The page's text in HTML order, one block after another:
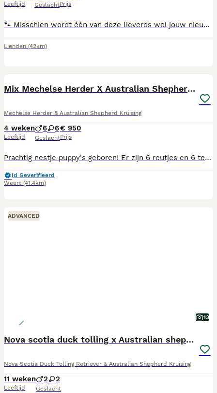
Leeftijd GeslachtPrijs
🐾 Misschien wordt één van deze lieverds wel jouw nieuwe beste vriend! ❤️ Op 28 juni zijn wij met z'n 13-en geboren en we groeien op in een liefdevolle, huiselijke omgeving in Lienden. We zijn een vrolijk nest van 7 stoere reutjes en 6 lieve teefjes, in verschillende kleuren: licht, donkerbruin en zwart. Onze papa is een Labrador Retriever × Labradoodle en onze mama een Friese Stabij x Labrador Retriever. Daardoor combineren we het vriendelijke en speelse karakter van de Labrador met de intelligentie, trouw en nieuwsgierigheid van de Friese Stabij. We zijn sociaal, aanhankelijk, leergierig en dol op gezelligheid – eigenschappen die ons fijne gezinshonden maken. Vanaf 8 weken zijn ze klaar om uit te vliegen naar een warm en liefdevol thuis. Tegen die tijd zijn we: 🐶 Gechipt 💉 Gevaccineerd 🪱 Meerdere keren ontwormd 🩺 Nagekeken door de dierenarts 📘 Voorzien van een Europees paspoort Ben je benieuwd of één van ons bij jouw gezin past? Je bent van harte welkom om kennis te komen maken. Wie weet kiezen wij jou wel uit! 💛
Lienden (42km)
Mix Mechelse Herder X Australian Shepherd Puppy's
Mechelse Herder & Australian Shepherd Kruising
4 weken
Leeftijd
6 6
Geslacht
€ 950
Prijs
Prachtig nestje puppy's geboren! Er zijn 6 reutjes en 6 teefjes, stuk voor stuk uniek in kleur, vachttekening en vachtlengte. De pups groeien in huiselijke kring op. Mamma is een volle Mechelse Herder, lief van karakter, waaks, zeer trouw aan haar baasjes en gezin. Pappa is een Australian Shepherd, merle van vacht (foto 2 en 3) lief en speels karakter, een echte laid-back jongen. Beide ouders zijn getest op erfelijke afwijkingen, ook heupen/ellebogen, MDR1 VRIJ. De puppy's zijn nu bijna drie weken en mogen nu bezoek ontvangen. Eind augustus/begin september mogen ze naar hun nieuwe baasjes. Ze zijn dan voorzien van een chip, zijn geënt, en hebben een paspoortje. Ook zijn ze dan meerdere keren ontwormd. Iedere pup krijgt ook een puppypakket mee met speeltje, een doekje met nestgeur en puppybrokjes voor de eerste dagen. Let wel: een herder heeft een consequente opvoeding nodig; niet streng, maar duidelijk. Nee is nee, en ja is ja. Het eerste jaar zal pittig zijn, maar dan heb je een vriend voor het leven! Ervaring met honden is een pré. Voor meer info mag u altijd contact opnemen (06-22651748) en op verzoek stuur ik u een filmpje.
Id Geverifieerd
Weert (41.4km)
ADVANCED
13
Nova scotia duck tolling x Australian shepherd pup
Nova Scotia Duck Tolling Retriever & Australian Shepherd Kruising
11 weken
Leeftijd
2 2
Geslacht